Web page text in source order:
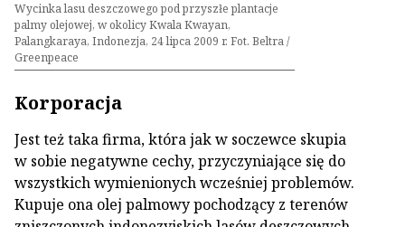
Wycinka lasu deszczowego pod przyszłe plantacje
palmy olejowej, w okolicy Kwala Kwayan,
Palangkaraya, Indonezja, 24 lipca 2009 r. Fot. Beltra /
Greenpeace
Korporacja
Jest też taka firma, która jak w soczewce skupia
w sobie negatywne cechy, przyczyniające się do
wszystkich wymienionych wcześniej problemów.
Kupuje ona olej palmowy pochodzący z terenów